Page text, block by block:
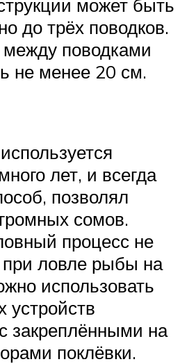
может быть
до трёх поводков.
между поводками
не менее 20 см.
лет, и всегда
позволял
сомов.
процесс не
при ловле рыбы на
использовать
устройств
закреплёнными на
поклёвки.